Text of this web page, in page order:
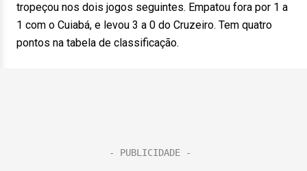
tropeçou nos dois jogos seguintes. Empatou fora por 1 a
1 com o Cuiabá, e levou 3 a 0 do Cruzeiro. Tem quatro
pontos na tabela de classificação.